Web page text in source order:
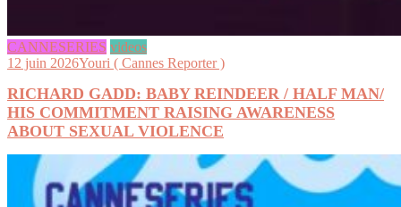
CANNESERIES videos
12 juin 2026Youri ( Cannes Reporter )
RICHARD GADD: BABY REINDEER / HALF MAN/
HIS COMMITMENT RAISING AWARENESS
ABOUT SEXUAL VIOLENCE